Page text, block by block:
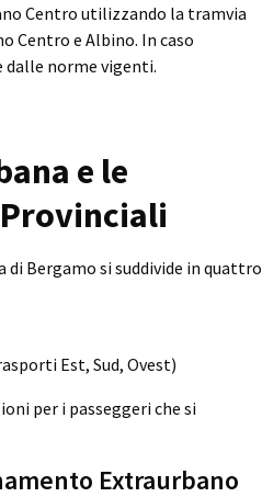
Centro utilizzando la tramvia
Centro e Albino. In caso
norme vigenti.
e le
Bergamo si suddivide in quattro
Est, Sud, Ovest)
per i passeggeri che si
Extraurbano